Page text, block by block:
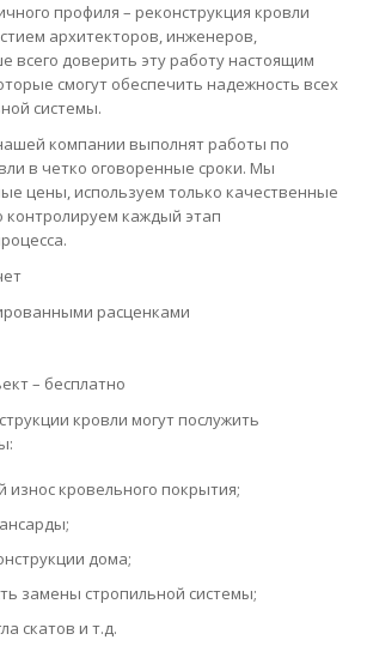
профиля – реконструкция кровли
архитекторов, инженеров,
всего доверить эту работу настоящим
смогут обеспечить надежность всех
системы.
компании выполнят работы по
в четко оговоренные сроки. Мы
цены, используем только качественные
контролируем каждый этап
расценками
– бесплатно
кровли могут послужить
износ кровельного покрытия;
дома;
замены стропильной системы;
скатов и т.д.